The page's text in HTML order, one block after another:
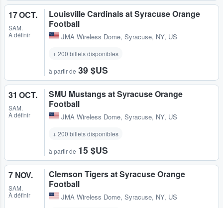
17 OCT.
SAM.
À définir
Louisville Cardinals at Syracuse Orange
Football
JMA Wireless Dome, Syracuse, NY, US
+ 200 billets disponibles
à partir de 39 $US
31 OCT.
SAM.
À définir
SMU Mustangs at Syracuse Orange
Football
JMA Wireless Dome, Syracuse, NY, US
+ 200 billets disponibles
à partir de 15 $US
7 NOV.
SAM.
À définir
Clemson Tigers at Syracuse Orange
Football
JMA Wireless Dome, Syracuse, NY, US